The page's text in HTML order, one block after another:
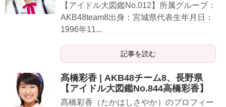
【アイドル大図鑑No.012】所属グループ：
AKB48team8出身：宮城県代表生年月日：
1996年11...
記事を読む
髙橋彩香 | AKB48チーム8、長野県
【アイドル大図鑑No.844高橋彩香】
髙橋彩香（たかはしさやか）のプロフィー